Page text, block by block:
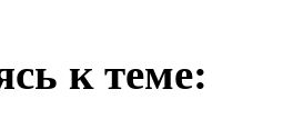
к теме: